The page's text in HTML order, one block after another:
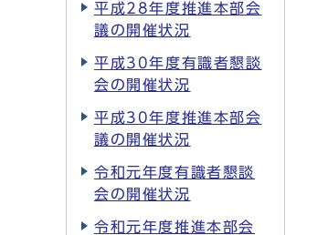
平成28年度推進本部会
議の開催状況
平成30年度有識者懇談
会の開催状況
平成30年度推進本部会
議の開催状況
令和元年度有識者懇談
会の開催状況
令和元年度推進本部会